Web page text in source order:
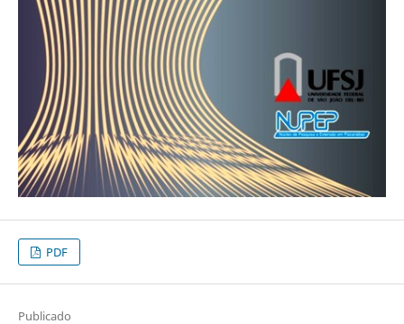
PDF
Publicado